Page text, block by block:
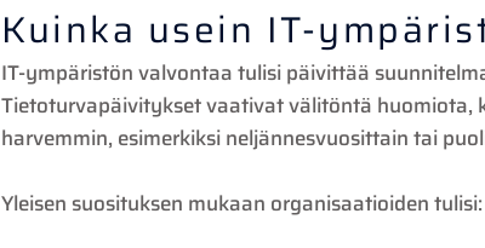
Kuinka usein IT-
IT-ympäristön valvontaa tulisi päivittää
Tietoturvapäivitykset vaativat välitöntä
harvemmin, esimerkiksi neljännesvuosittain tai
Yleisen suosituksen mukaan organisaatioiden tulisi: